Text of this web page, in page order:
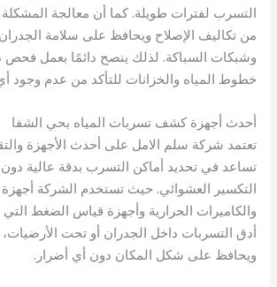
التسرب لفترات طويلة. كما أن معالجة المشكلة
من تكاليف الإصلاح ويحافظ على سلامة
وشبكات السباكة. لذلك ينصح دائمًا بعمل فحص
خطوط المياه والخزانات للتأكد من عدم وجود
أحدث أجهزة كشف تسربات المياه بحي الشفا
تعتمد شركة سلم الامل على أحدث الأجهزة
تساعد في تحديد أماكن التسرب بدقة عالية دون
التكسير العشوائي. حيث تستخدم الشركة
والكاميرات الحرارية وأجهزة قياس الضغط
أدق التسربات داخل الجدران أو تحت
ويحافظ على شكل المكان دون أي أضرار.